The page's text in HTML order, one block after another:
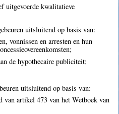
uitgevoerde kwalitatieve
uitsluitend op basis van:
vonnissen en arresten en hun
de hypothecaire publiciteit;
uitsluitend op basis van:
van artikel 473 van het Wetboek van